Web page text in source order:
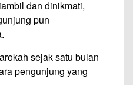
dan dinikmati,
pun
sejak satu bulan
pengunjung yang